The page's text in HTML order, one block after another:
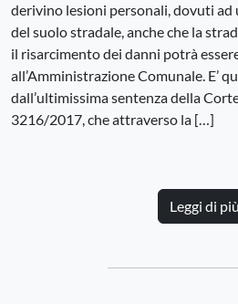
derivino lesioni personali, dovuti
del suolo stradale, anche che la
il risarcimento dei danni potrà
all’Amministrazione Comunale. E’
dall’ultimissima sentenza della
3216/2017, che attraverso la […]
Leggi di più